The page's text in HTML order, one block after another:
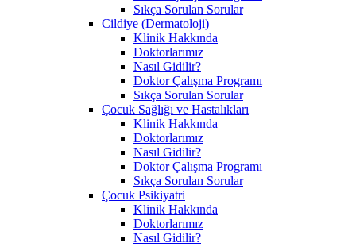
Sıkça Sorulan Sorular
Cildiye (Dermatoloji)
Klinik Hakkında
Doktorlarımız
Nasıl Gidilir?
Doktor Çalışma Programı
Sıkça Sorulan Sorular
Çocuk Sağlığı ve Hastalıkları
Klinik Hakkında
Doktorlarımız
Nasıl Gidilir?
Doktor Çalışma Programı
Sıkça Sorulan Sorular
Çocuk Psikiyatri
Klinik Hakkında
Doktorlarımız
Nasıl Gidilir?